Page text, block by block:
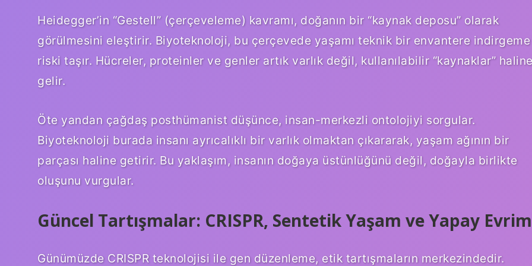
Heidegger’in “Gestell” (çerçeveleme) kavramı, doğanın bir “kaynak deposu” olarak
görülmesini eleştirir. Biyoteknoloji, bu çerçevede yaşamı teknik bir envantere indirgeme
riski taşır. Hücreler, proteinler ve genler artık varlık değil, kullanılabilir “kaynaklar”
gelir.
Öte yandan çağdaş posthümanist düşünce, insan-merkezli ontolojiyi sorgular.
Biyoteknoloji burada insanı ayrıcalıklı bir varlık olmaktan çıkararak, yaşam ağının bir
parçası haline getirir. Bu yaklaşım, insanın doğaya üstünlüğünü değil, doğayla birlikte
oluşunu vurgular.
Güncel Tartışmalar: CRISPR, Sentetik Yaşam ve Yapay Evrim
Günümüzde CRISPR teknolojisi ile gen düzenleme, etik tartışmaların merkezindedir.